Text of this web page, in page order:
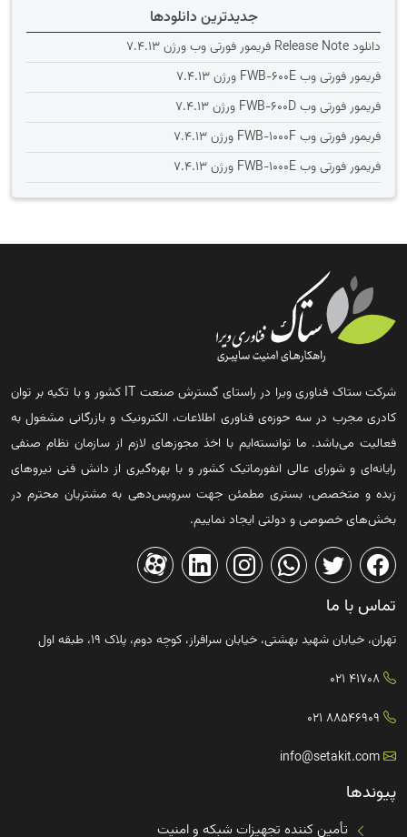
جدیدترین دانلودها
دانلود Release Note فریمور فورتی وب ورژن 7.4.13
فریمور فورتی وب FWB-600E ورژن 7.4.13
فریمور فورتی وب FWB-600D ورژن 7.4.13
فریمور فورتی وب FWB-1000F ورژن 7.4.13
فریمور فورتی وب FWB-1000E ورژن 7.4.13
شرکت ستاک فناوری ویرا در راستای گسترش صنعت IT کشور و با تکیه بر توان
کادری مجرب در سه حوزه‌ی فناوری اطلاعات، الکترونیک و بازرگانی مشغول به
فعالیت می‌باشد. ما توانسته‌ایم با اخذ مجوزهای لازم از سازمان نظام صنفی
رایانه‌ای و شورای عالی انفورماتیک کشور و با بهره‌گیری از دانش فنی نیروهای
زبده و متخصص، بستری مطمئن جهت سرویس‌دهی به مشتریان محترم در
بخش‌های خصوصی و دولتی ایجاد نماییم.
تماس با ما
تهران، خیابان شهید بهشتی، خیابان سرافراز، کوچه دوم، پلاک ۱۹، طبقه اول
41708 021
88546909 021
info@setakit.com
پیوندها
تأمین کننده تجهیزات شبکه و امنیت